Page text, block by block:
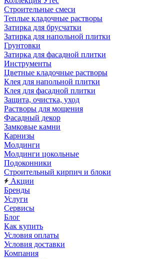
Строительные смеси
Теплые кладочные растворы
Затирка для брусчатки
Затирка для напольной плитки
Грунтовки
Затирка для фасадной плитки
Инструменты
Цветные кладочные растворы
Клея для напольной плитки
Клея для фасадной плитки
Защита, очистка, уход
Растворы для мощения
Фасадный декор
Замковые камни
Карнизы
Молдинги
Молдинги цокольные
Подоконники
Строительный кирпич и блоки
Акции
Бренды
Услуги
Сервисы
Блог
Как купить
Условия оплаты
Условия доставки
Компания